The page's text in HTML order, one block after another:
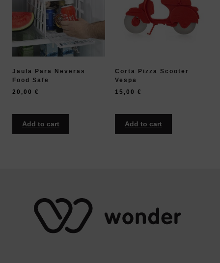
Jaula Para Neveras
Food Safe
20,00 €
Add to cart
Corta Pizza Scooter
Vespa
15,00 €
Add to cart